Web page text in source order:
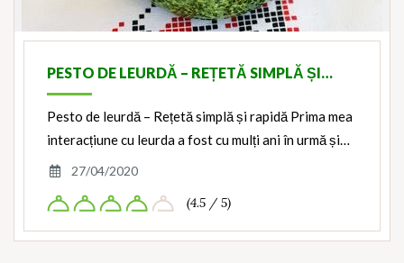
PESTO DE LEURDĂ – REȚETĂ SIMPLĂ ȘI…
Pesto de leurdă – Rețetă simplă și rapidă Prima mea
interacțiune cu leurda a fost cu mulți ani în urmă și…
27/04/2020
(4.5 / 5)